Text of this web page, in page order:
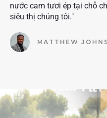
nước cam tươi ép tại chỗ
siêu thị chúng tôi."
MATTHEW